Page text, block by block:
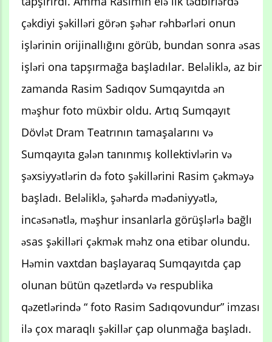
çəkdiyi şəkilləri görən şəhər rəhbərləri onun
işlərinin orijinallığını görüb, bundan sonra əsas
işləri ona tapşırmağa başladılar. Beləliklə, az bir
zamanda Rasim Sadıqov Sumqayıtda ən
məşhur foto müxbir oldu. Artıq Sumqayıt
Dövlət Dram Teatrının tamaşalarını və
Sumqayıta gələn tanınmış kollektivlərin və
şəxsiyyətlərin də foto şəkillərini Rasim çəkməyə
başladı. Beləliklə, şəhərdə mədəniyyətlə,
incəsənətlə, məşhur insanlarla görüşlərlə bağlı
əsas şəkilləri çəkmək məhz ona etibar olundu.
Həmin vaxtdan başlayaraq Sumqayıtda çap
olunan bütün qəzetlərdə və respublika
qəzetlərində “ foto Rasim Sadıqovundur” imzası
ilə çox maraqlı şəkillər çap olunmağa başladı.